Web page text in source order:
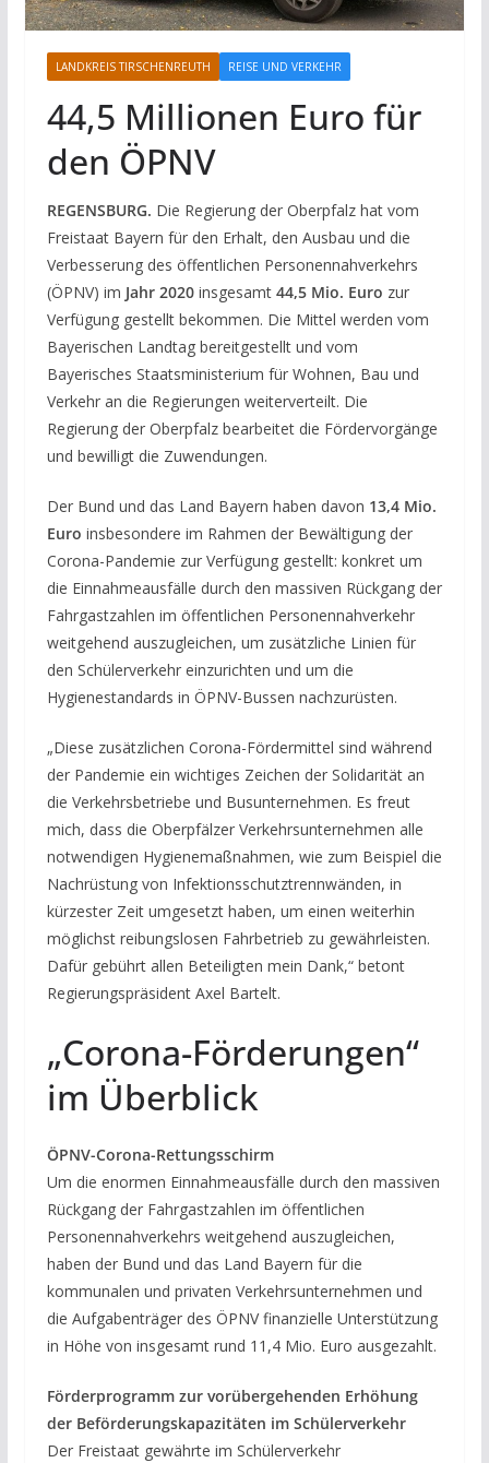
LANDKREIS TIRSCHENREUTH REISE UND VERKEHR
44,5 Millionen Euro für
den ÖPNV
REGENSBURG. Die Regierung der Oberpfalz hat vom
Freistaat Bayern für den Erhalt, den Ausbau und die
Verbesserung des öffentlichen Personennahverkehrs
(ÖPNV) im Jahr 2020 insgesamt 44,5 Mio. Euro zur
Verfügung gestellt bekommen. Die Mittel werden vom
Bayerischen Landtag bereitgestellt und vom
Bayerisches Staatsministerium für Wohnen, Bau und
Verkehr an die Regierungen weiterverteilt. Die
Regierung der Oberpfalz bearbeitet die Fördervorgänge
und bewilligt die Zuwendungen.
Der Bund und das Land Bayern haben davon 13,4 Mio.
Euro insbesondere im Rahmen der Bewältigung der
Corona-Pandemie zur Verfügung gestellt: konkret um
die Einnahmeausfälle durch den massiven Rückgang der
Fahrgastzahlen im öffentlichen Personennahverkehr
weitgehend auszugleichen, um zusätzliche Linien für
den Schülerverkehr einzurichten und um die
Hygienestandards in ÖPNV-Bussen nachzurüsten.
„Diese zusätzlichen Corona-Fördermittel sind während
der Pandemie ein wichtiges Zeichen der Solidarität an
die Verkehrsbetriebe und Busunternehmen. Es freut
mich, dass die Oberpfälzer Verkehrsunternehmen alle
notwendigen Hygienemaßnahmen, wie zum Beispiel die
Nachrüstung von Infektionsschutztrennwänden, in
kürzester Zeit umgesetzt haben, um einen weiterhin
möglichst reibungslosen Fahrbetrieb zu gewährleisten.
Dafür gebührt allen Beteiligten mein Dank,“ betont
Regierungspräsident Axel Bartelt.
„Corona-Förderungen“
im Überblick
ÖPNV-Corona-Rettungsschirm
Um die enormen Einnahmeausfälle durch den massiven
Rückgang der Fahrgastzahlen im öffentlichen
Personennahverkehrs weitgehend auszugleichen,
haben der Bund und das Land Bayern für die
kommunalen und privaten Verkehrsunternehmen und
die Aufgabenträger des ÖPNV finanzielle Unterstützung
in Höhe von insgesamt rund 11,4 Mio. Euro ausgezahlt.
Förderprogramm zur vorübergehenden Erhöhung
der Beförderungskapazitäten im Schülerverkehr
Der Freistaat gewährte im Schülerverkehr